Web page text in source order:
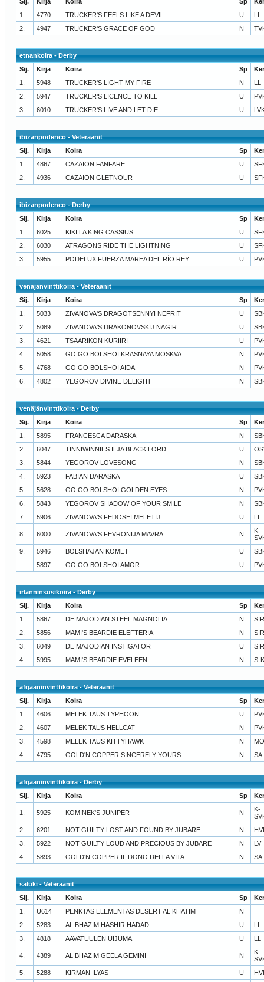
1.
4770 TRUCKER'S FEELS LIKE A DEVIL U
LL
2.
4947 TRUCKER'S GRACE OF GOD N
etnankoira - Derby
Sij.
Kirja Koira Sp
1.
5948 TRUCKER'S LIGHT MY FIRE N
LL
2.
5947 TRUCKER'S LICENCE TO KILL U
3.
6010 TRUCKER'S LIVE AND LET DIE U
ibizanpodenco - Veteraanit
Sij.
Kirja Koira Sp
1.
4867 CAZAION FANFARE U
2.
4936 CAZAION GLETNOUR U
ibizanpodenco - Derby
Sij.
Kirja Koira Sp
1.
6025 KIKI LA KING CASSIUS U
2.
6030 ATRAGONS RIDE THE LIGHTNING U
3.
5955 PODELUX FUERZA MAREA DEL RÍO REY U
venäjänvinttikoira - Veteraanit
Sij.
Kirja Koira Sp
1.
5033 ZIVANOVA'S DRAGOTSENNYI NEFRIT U
2.
5089 ZIVANOVA'S DRAKONOVSKIJ NAGIR U
3.
4621 TSAARIKON KURIIRI U
4.
5058 GO GO BOLSHOI KRASNAYA MOSKVA N
5.
4768 GO GO BOLSHOI AIDA N
6.
4802 YEGOROV DIVINE DELIGHT N
venäjänvinttikoira - Derby
Sij.
Kirja Koira Sp
1.
5895 FRANCESCA DARASKA N
2.
6047 TINNIWINNIES ILJA BLACK LORD U
3.
5844 YEGOROV LOVESONG N
4.
5923 FABIAN DARASKA U
5.
5628 GO GO BOLSHOI GOLDEN EYES N
6.
5843 YEGOROV SHADOW OF YOUR SMILE N
7.
5906 ZIVANOVA'S FEDOSEI MELETIJ U LL
8. 6000 ZIVANOVA'S FEVRONIJA MAVRA N
K-
9.
5946 BOLSHAJAN KOMET U
-.
5897 GO GO BOLSHOI AMOR U
irlanninsusikoira - Derby
Sij.
Kirja Koira Sp
1.
5867 DE MAJODIAN STEEL MAGNOLIA N
2.
5856 MAMI'S BEARDIE ELEFTERIA N
3.
6049 DE MAJODIAN INSTIGATOR U
4.
5995 MAMI'S BEARDIE EVELEEN N S-
afgaaninvinttikoira - Veteraanit
Sij.
Kirja Koira Sp
1.
4606 MELEK TAUS TYPHOON U
2.
4607 MELEK TAUS HELLCAT N
3.
4598 MELEK TAUS KITTYHAWK N
4.
4795 GOLD'N COPPER SINCERELY YOURS N
afgaaninvinttikoira - Derby
Sij.
Kirja Koira Sp
1. 5925 KOMINEK'S JUNIPER N
K-
2.
6201 NOT GUILTY LOST AND FOUND BY JUBARE N
3.
5922 NOT GUILTY LOUD AND PRECIOUS BY JUBARE N
LV
4.
5893 GOLD'N COPPER IL DONO DELLA VITA N
saluki - Veteraanit
Sij.
Kirja Koira Sp
1.
U614 PENKTAS ELEMENTAS DESERT AL KHATIM
N
2.
5283 AL BHAZIM HASHIR HADAD U
LL
3.
4818 AAVATUULEN UIJUMA U LL
4. 4389 AL BHAZIM GEELA GEMINI N
K-
5.
5288 KIRMAN ILYAS U